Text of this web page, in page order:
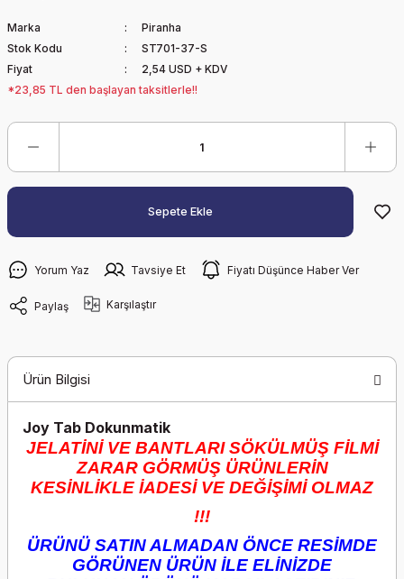
Marka
Piranha
Stok Kodu
ST701-37-S
Fiyat
2,54 USD + KDV
*23,85 TL den başlayan taksitlerle!!
Sepete Ekle
Yorum Yaz Tavsiye Et Fiyatı Düşünce Haber Ver
Paylaş Karşılaştır
Ürün Bilgisi
Joy Tab Dokunmatik
JELATİNİ VE BANTLARI SÖKÜLMÜŞ FİLMİ
ZARAR GÖRMÜŞ ÜRÜNLERİN
KESİNLİKLE İADESİ VE DEĞİŞİMİ OLMAZ
!!!
ÜRÜNÜ SATIN ALMADAN ÖNCE RESİMDE
GÖRÜNEN ÜRÜN İLE ELİNİZDE